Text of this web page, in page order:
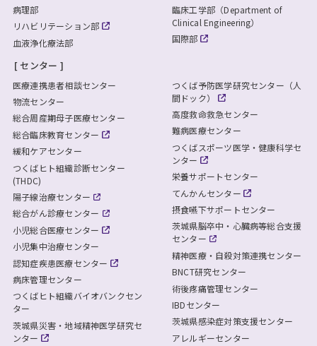
病理部
リハビリテーション部
血液浄化療法部
臨床工学部（Department of
Clinical Engineering）
国際部
センター
医療連携患者相談センター
物流センター
総合周産期母子医療センター
総合臨床教育センター
緩和ケアセンター
つくばヒト組織診断センター
(THDC)
陽子線治療センター
総合がん診療センター
小児総合医療センター
小児集中治療センター
認知症疾患医療センター
病床管理センター
つくばヒト組織バイオバンクセン
ター
茨城県災害・地域精神医学研究セ
ンター
つくば予防医学研究センター（人
間ドック）
高度救命救急センター
難病医療センター
つくばスポーツ医学・健康科学セ
ンター
栄養サポートセンター
てんかんセンター
摂食嚥下サポートセンター
茨城県脳卒中・心臓病等総合支援
センター
精神医療・自殺対策連携センター
BNCT研究センター
術後疼痛管理センター
IBDセンター
茨城県感染症対策支援センター
アレルギーセンター